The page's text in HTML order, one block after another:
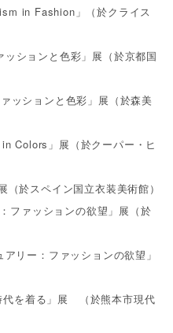
in Fashion」（於クライス
ションと色彩」展（於京都国
ッションと色彩」展（於森美
Colors」展（於クーパー・ヒ
於スペイン国立衣装美術館）
ファッションの欲望」展（於
リー：ファッションの欲望」
を着る」展 （於熊本市現代